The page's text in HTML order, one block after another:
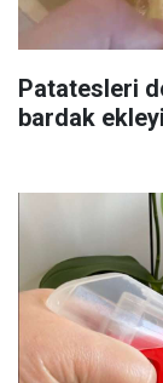
Patatesleri
bardak